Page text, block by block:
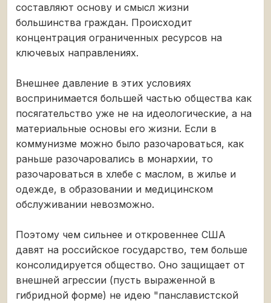
составляют основу и смысл жизни
большинства граждан. Происходит
концентрация ограниченных ресурсов на
ключевых направлениях.
Внешнее давление в этих условиях
воспринимается большей частью общества как
посягательство уже не на идеологические, а на
материальные основы его жизни. Если в
коммунизме можно было разочароваться, как
раньше разочаровались в монархии, то
разочароваться в хлебе с маслом, в жилье и
одежде, в образовании и медицинском
обслуживании невозможно.
Поэтому чем сильнее и откровеннее США
давят на российское государство, тем больше
консолидируется общество. Оно защищает от
внешней агрессии (пусть выраженной в
гибридной форме) не идею "панславистской